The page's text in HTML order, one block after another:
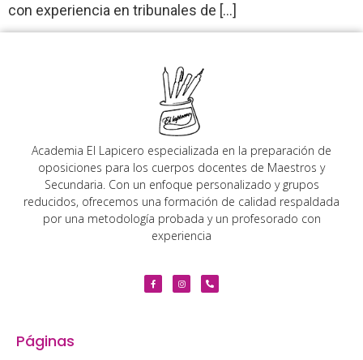
con experiencia en tribunales de […]
Academia El Lapicero especializada en la preparación de
oposiciones para los cuerpos docentes de Maestros y
Secundaria. Con un enfoque personalizado y grupos
reducidos, ofrecemos una formación de calidad respaldada
por una metodología probada y un profesorado con
experiencia
Páginas